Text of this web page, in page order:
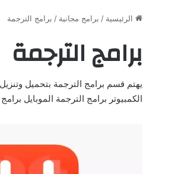
الرئيسية / برامج مجانية / برامج الترجمة
برامج الترجمة
يهتم قسم برامج الترجمة بتحميل وتنزيل
الكمبيوتر برامج الترجمة الموبايل